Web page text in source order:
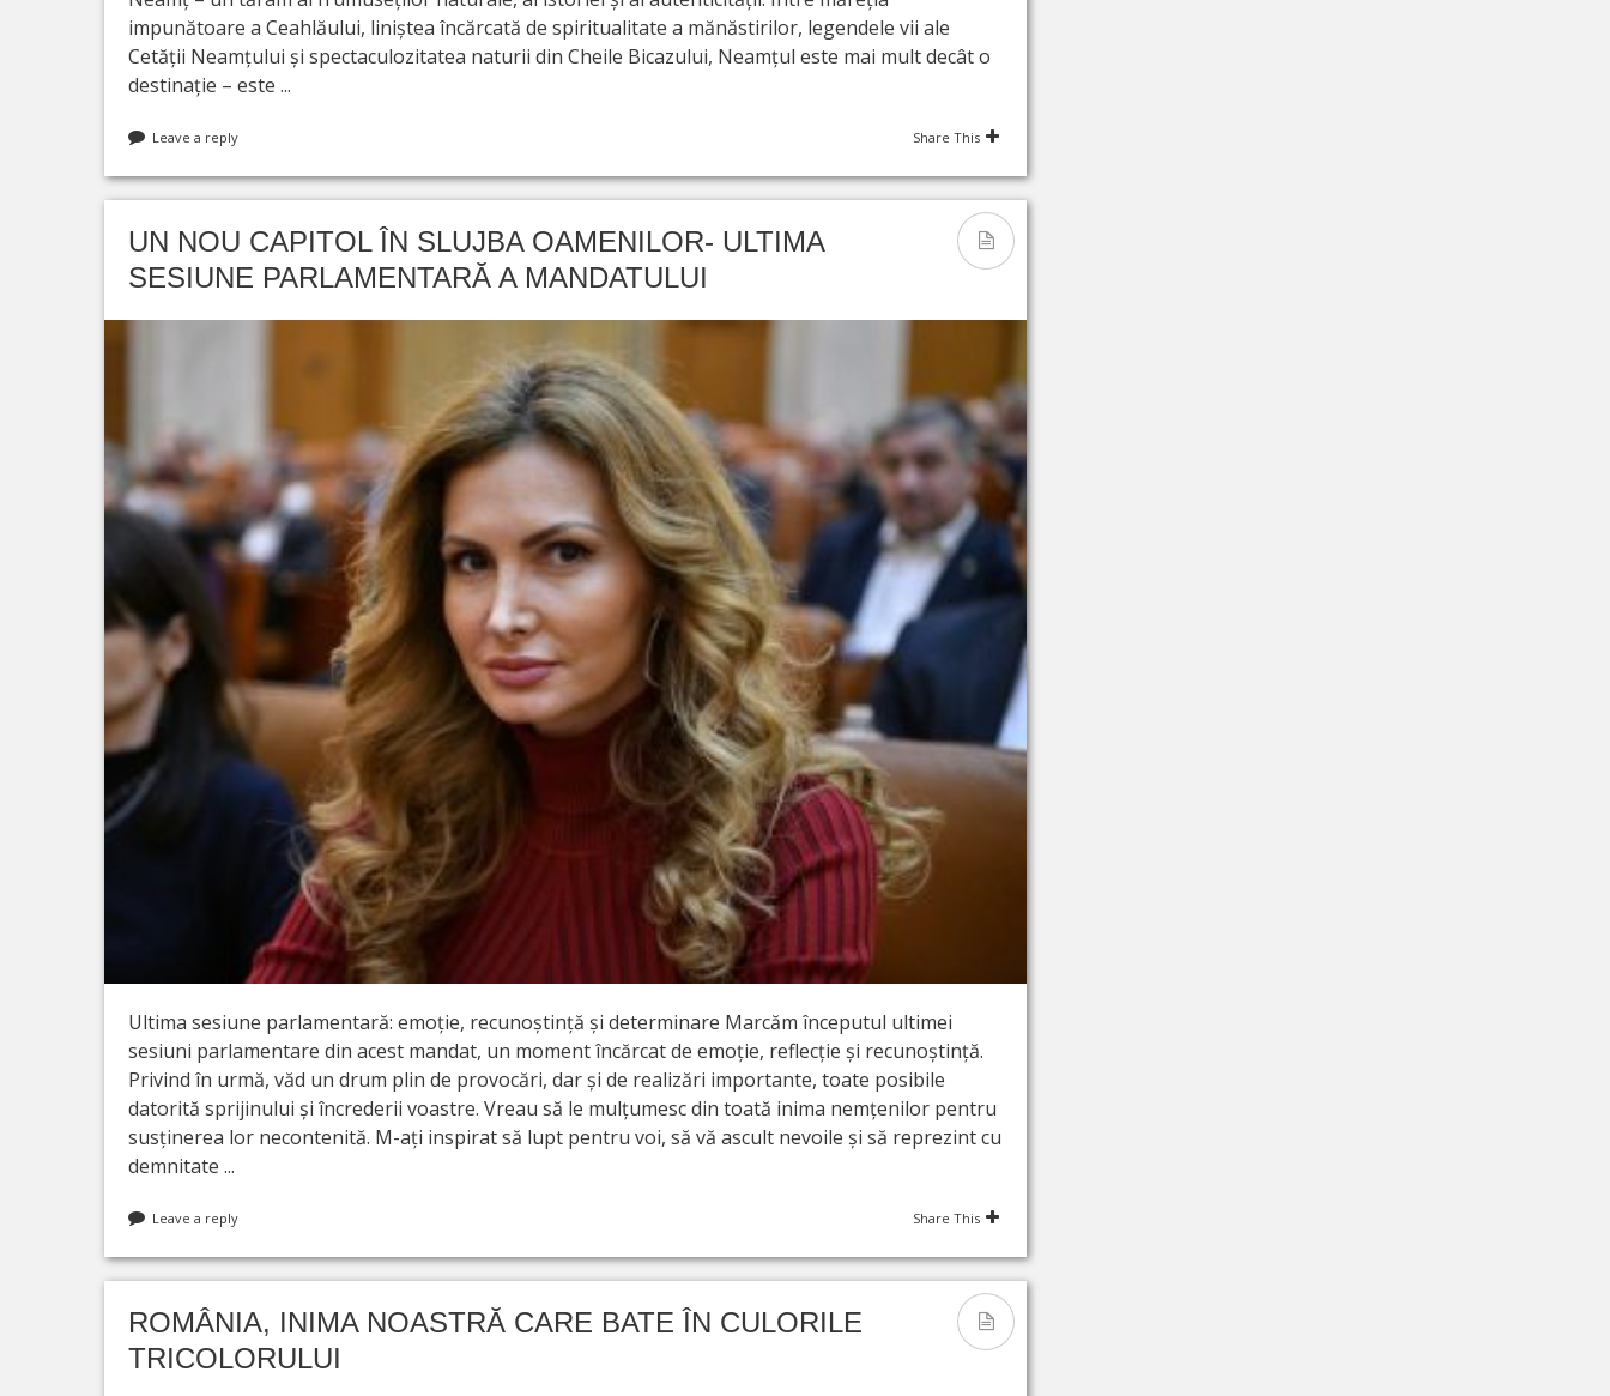
impunătoare a Ceahlăului, liniștea încărcată de spiritualitate a mănăstirilor, legendele vii ale
Cetății Neamțului și spectaculozitatea naturii din Cheile Bicazului, Neamțul este mai mult decât o
destinație – este ...
Leave a reply Share This
UN NOU CAPITOL ÎN SLUJBA OAMENILOR- ULTIMA
SESIUNE PARLAMENTARĂ A MANDATULUI
Ultima sesiune parlamentară: emoție, recunoștință și determinare Marcăm începutul ultimei
sesiuni parlamentare din acest mandat, un moment încărcat de emoție, reflecție și recunoștință.
Privind în urmă, văd un drum plin de provocări, dar și de realizări importante, toate posibile
datorită sprijinului și încrederii voastre. Vreau să le mulțumesc din toată inima nemțenilor pentru
susținerea lor necontenită. M-ați inspirat să lupt pentru voi, să vă ascult nevoile și să reprezint cu
demnitate ...
Leave a reply Share This
ROMÂNIA, INIMA NOASTRĂ CARE BATE ÎN CULORILE
TRICOLORULUI